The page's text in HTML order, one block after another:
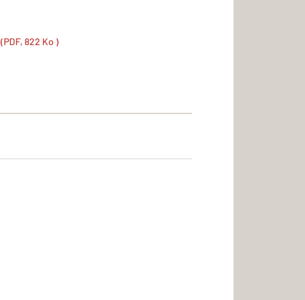
(PDF, 822 Ko )